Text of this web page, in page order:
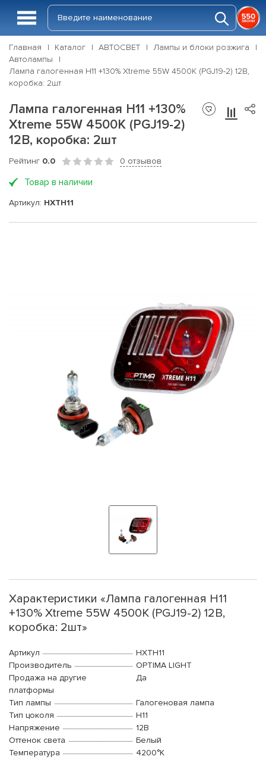
Главная Каталог АВТОСВЕТ
Лампы и блоки розжига
Автолампы
Лампа галогенная H11 +130% Xtreme 55W 4500K (PGJ19-2) 12В,
коробка: 2шт
Лампа галогенная H11 +130%
Xtreme 55W 4500K (PGJ19-2)
12В, коробка: 2шт
Рейтинг 0.0 0 отзывов
Товар в наличии
Артикул: HXTH11
Характеристики «Лампа галогенная H11
+130% Xtreme 55W 4500K (PGJ19-2) 12В,
коробка: 2шт»
Артикул
HXTH11
Производитель
OPTIMA LIGHT
Продажа на другие
платформы
Да
Тип лампы
Галогеновая лампа
Тип цоколя
H11
Напряжение
12В
Оттенок света
Белый
Температура
4200°K